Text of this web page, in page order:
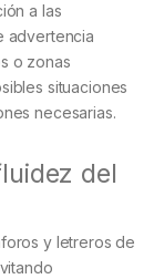
a las
advertencia
o zonas
situaciones
necesarias.
del
y letreros de